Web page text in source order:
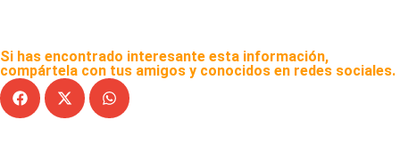
Si has encontrado interesante esta información,
compártela con tus amigos y conocidos en redes sociales.